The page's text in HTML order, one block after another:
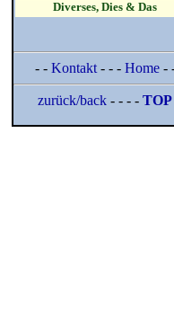
Diverses, Dies & Das
- - Kontakt- - - Home-
zurück/back - - - -TOP